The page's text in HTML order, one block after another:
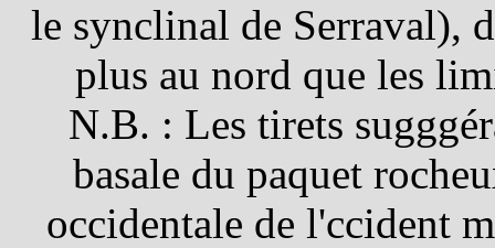
le synclinal de Serraval),
plus au nord que les
N.B. : Les tirets
basale du paquet
occidentale de l'ccident